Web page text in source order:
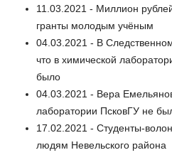
11.03.2021 - Миллион
гранты молодым учёным
04.03.2021 - В
что в химической
было
04.03.2021 - Вера
лаборатории ПсковГУ не
17.02.2021 - Студенты-
людям Невельского района